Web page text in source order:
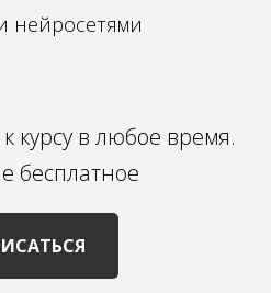
нейросетями
курсу в любое время.
бесплатное